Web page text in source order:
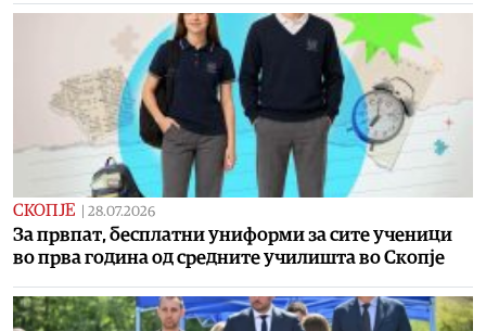
СКОПЈЕ | 28.07.2026
За првпат, бесплатни униформи за сите ученици
во прва година од средните училишта во Скопје